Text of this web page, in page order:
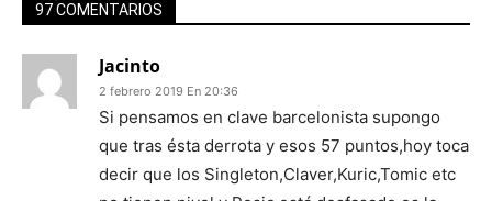
97 COMENTARIOS
Jacinto
2 febrero 2019 En 20:36
Si pensamos en clave barcelonista supongo
que tras ésta derrota y esos 57 puntos,hoy toca
decir que los Singleton,Claver,Kuric,Tomic etc